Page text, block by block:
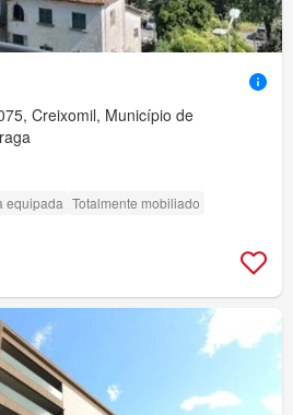
Creixomil, Município de
equipada Totalmente mobiliado